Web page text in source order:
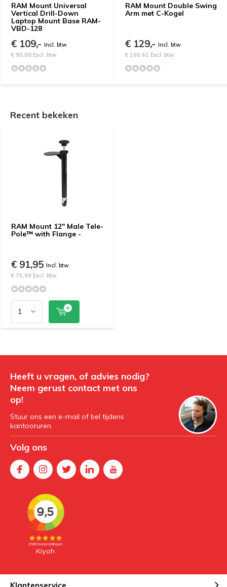
RAM Mount Universal
Vertical Drill-Down
Laptop Mount Base RAM-
VBD-128
€ 109,- Incl. btw
€ 90,08 Excl. btw
RAM Mount Double Swing
Arm met C-Kogel
€ 129,- Incl. btw
€ 106,61 Excl. btw
Recent bekeken
RAM Mount 12" Male Tele-
Pole™ with Flange -
€ 91,95 Incl. btw
€ 75,99 Excl. btw
Heeft u vragen, of advies nodig?
Neem gerust contact met ons
op!
Stuur ons een e-mail of bel tijdens
kantooruren.
Volg ons